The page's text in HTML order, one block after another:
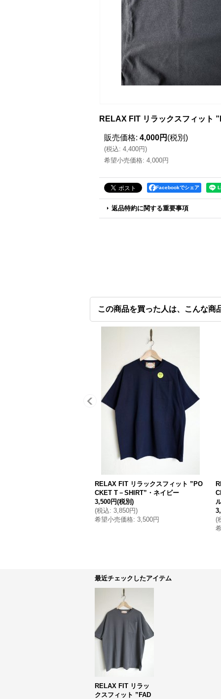
RELAX FIT リラックスフィット
販売価格: 4,000円 (税別)
(税込: 4,400円)
希望小売価格: 4,000円
Facebookでシェア
返品特約に関する重要事項
この商品を買った人は、こんな商
RELAX FIT リラックスフィット ”PO
CKET T－SHIRT”・ネイビー
3,500円(税別)
(税込: 3,850円)
希望小売価格: 3,500円
(
最近チェックしたアイテム
RELAX FIT リラッ
クスフィット ”FAD